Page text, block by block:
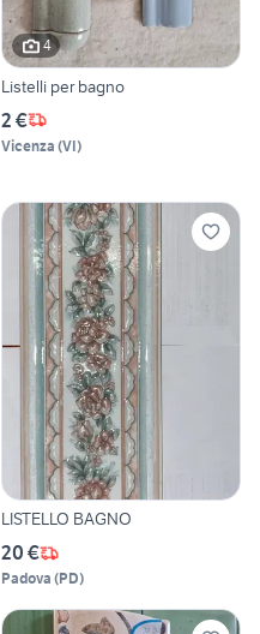
4
Listelli per bagno
2 €
Vicenza (VI)
LISTELLO BAGNO
20 €
Padova (PD)